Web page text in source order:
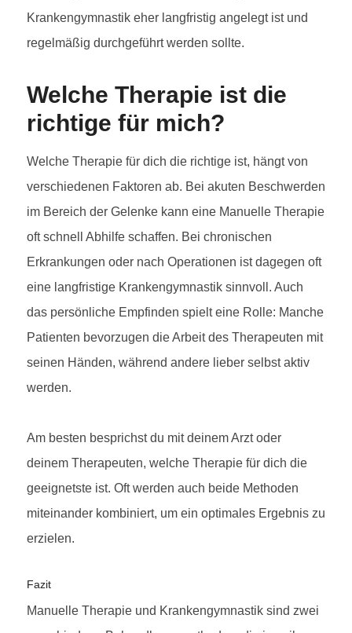
Krankengymnastik eher langfristig angelegt ist und
regelmäßig durchgeführt werden sollte.
Welche Therapie ist die
richtige für mich?
Welche Therapie für dich die richtige ist, hängt von
verschiedenen Faktoren ab. Bei akuten Beschwerden
im Bereich der Gelenke kann eine Manuelle Therapie
oft schnell Abhilfe schaffen. Bei chronischen
Erkrankungen oder nach Operationen ist dagegen oft
eine langfristige Krankengymnastik sinnvoll. Auch
das persönliche Empfinden spielt eine Rolle: Manche
Patienten bevorzugen die Arbeit des Therapeuten mit
seinen Händen, während andere lieber selbst aktiv
werden.
Am besten besprichst du mit deinem Arzt oder
deinem Therapeuten, welche Therapie für dich die
geeignetste ist. Oft werden auch beide Methoden
miteinander kombiniert, um ein optimales Ergebnis zu
erzielen.
Fazit
Manuelle Therapie und Krankengymnastik sind zwei